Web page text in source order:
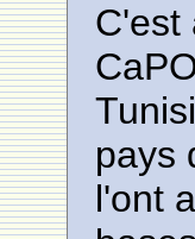
C'est
pays
l'ont